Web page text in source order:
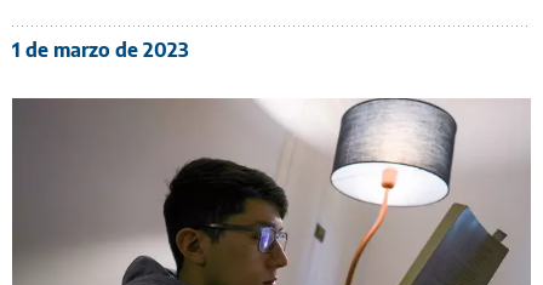
1 de marzo de 2023